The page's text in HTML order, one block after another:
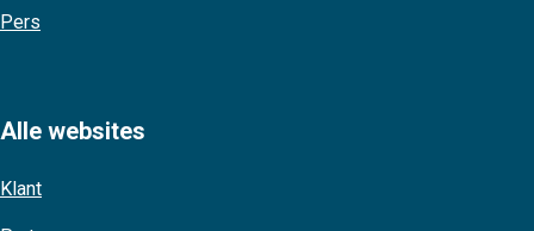
Pers
Alle websites
Klant